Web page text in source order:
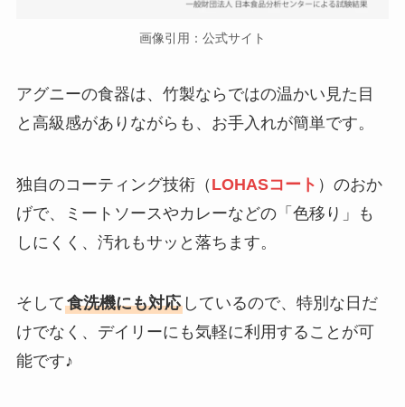
画像引用：公式サイト
アグニーの食器は、竹製ならではの温かい見た目
と高級感がありながらも、お手入れが簡単です。
独自のコーティング技術（ LOHASコート ）のおか
げで、ミートソースやカレーなどの「色移り」も
しにくく、汚れもサッと落ちます。
そして食洗機にも対応しているので、特別な日だ
けでなく、デイリーにも気軽に利用することが可
能です♪